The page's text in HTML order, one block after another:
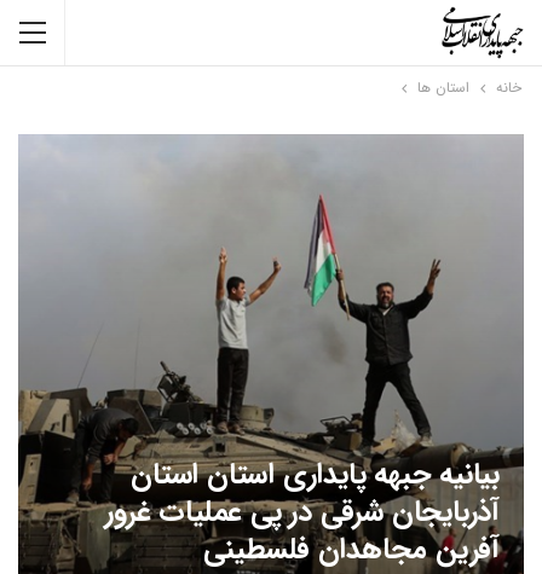
خانه استان ها
بیانیه جبهه پایداری استان استان
آذربایجان شرقی در پی عملیات غرور
آفرین مجاهدان فلسطینی